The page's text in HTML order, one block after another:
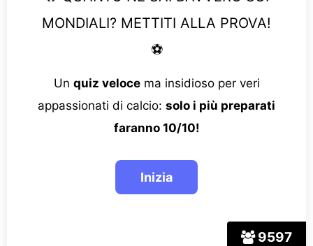
9597
MONDIALI? METTITI ALLA PROVA!
⚽
Un quiz velocema insidioso per veri
appassionati di calcio: solo i più preparati
faranno 10/10!